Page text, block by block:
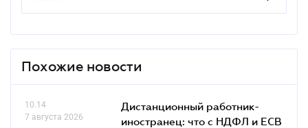
Похожие новости
10.14
7 августа 2026
Дистанционный работник-
иностранец: что с НДФЛ и ЕСВ